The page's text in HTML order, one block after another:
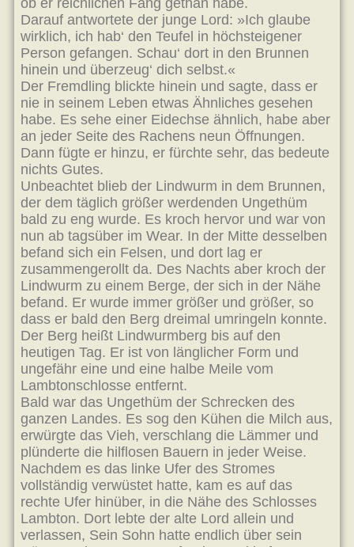
ob er reichlichen Fang gethan habe.
Darauf antwortete der junge Lord: »Ich glaube
wirklich, ich hab‘ den Teufel in höchsteigener
Person gefangen. Schau‘ dort in den Brunnen
hinein und überzeug‘ dich selbst.«
Der Fremdling blickte hinein und sagte, dass er
nie in seinem Leben etwas Ähnliches gesehen
habe. Es sehe einer Eidechse ähnlich, habe aber
an jeder Seite des Rachens neun Öffnungen.
Dann fügte er hinzu, er fürchte sehr, das bedeute
nichts Gutes.
Unbeachtet blieb der Lindwurm in dem Brunnen,
der dem täglich größer werdenden Ungethüm
bald zu eng wurde. Es kroch hervor und war von
nun ab tagsüber im Wear. In der Mitte desselben
befand sich ein Felsen, und dort lag er
zusammengerollt da. Des Nachts aber kroch der
Lindwurm zu einem Berge, der sich in der Nähe
befand. Er wurde immer größer und größer, so
dass er bald den Berg dreimal umringeln konnte.
Der Berg heißt Lindwurmberg bis auf den
heutigen Tag. Er ist von länglicher Form und
ungefähr eine und eine halbe Meile vom
Lambtonschlosse entfernt.
Bald war das Ungethüm der Schrecken des
ganzen Landes. Es sog den Kühen die Milch aus,
erwürgte das Vieh, verschlang die Lämmer und
plünderte die hilflosen Bauern in jeder Weise.
Nachdem es das linke Ufer des Stromes
vollständig verwüstet hatte, kam es auf das
rechte Ufer hinüber, in die Nähe des Schlosses
Lambton. Dort lebte der alte Lord allein und
verlassen, Sein Sohn hatte endlich über sein